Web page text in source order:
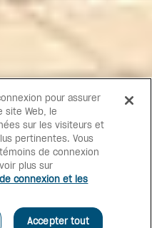
pour assurer
site Web, le
sur les visiteurs et
pertinentes. Vous
de connexion
plus sur
connexion et les
Accepter tout